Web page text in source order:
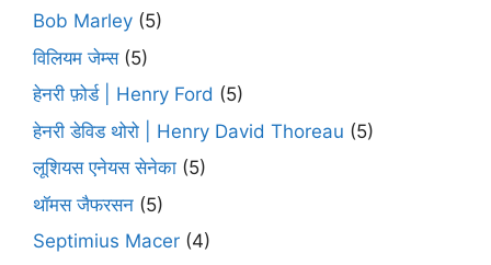
Bob Marley (5)
विलियम जेम्स(5)
हेनरी फ़ोर्ड | Henry Ford (5)
हेनरी डेविड थोरो | Henry David Thoreau (5)
लूशियस एनेयस सेनेका (5)
थॉमस जैफरसन (5)
Septimius Macer (4)